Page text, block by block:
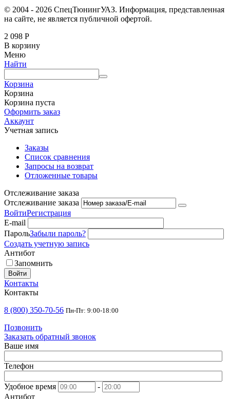
© 2004 - 2026 СпецТюнингУАЗ. Информация, представленная
на сайте, не является публичной офертой.
2 098 Р
В корзину
Меню
Найти
Корзина
Корзина
Корзина пуста
Оформить заказ
Аккаунт
Учетная запись
Заказы
Список сравнения
Запросы на возврат
Отложенные товары
Отслеживание заказа
Отслеживание заказа
ВойтиРегистрация
E-mail
ПарольЗабыли пароль?
Создать учетную запись
Антибот
Запомнить
Войти
Контакты
Контакты
8 (800) 350-70-56 Пн-Пт: 9:00-18:00
Позвонить
Заказать обратный звонок
Ваше имя
Телефон
Удобное время
-
Антибот